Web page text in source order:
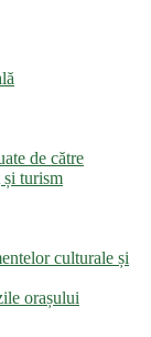
de către
și turism
culturale și
orașului